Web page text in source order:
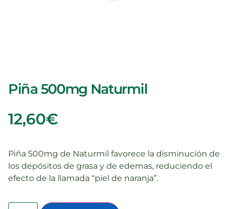
Piña 500mg Naturmil
12,60€
Piña 500mg de Naturmil favorece la disminución de
los depósitos de grasa y de edemas, reduciendo el
efecto de la llamada “piel de naranja”.